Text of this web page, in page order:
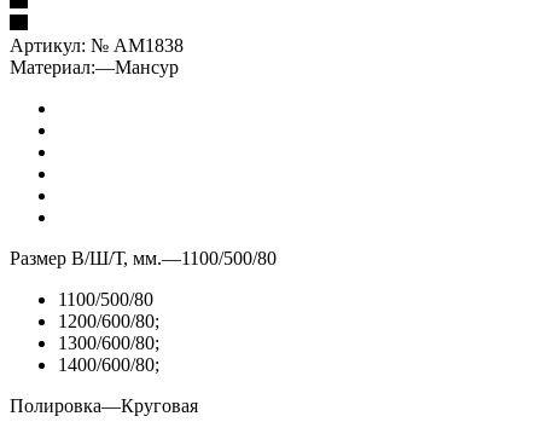
Артикул: № AM1838
Материал:—Мансур
Размер В/Ш/Т, мм.—1100/500/80
1100/500/80
1200/600/80;
1300/600/80;
1400/600/80;
Полировка—Круговая